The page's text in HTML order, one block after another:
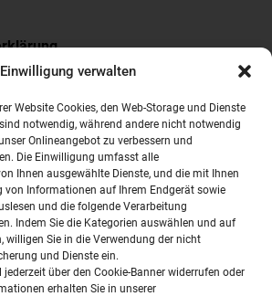
Einwilligung verwalten
Website Cookies, den Web-Storage und Dienste
notwendig, während andere nicht notwendig
Onlineangebot zu verbessern und
Die Einwilligung umfasst alle
Ihnen ausgewählte Dienste, und die mit Ihnen
von Informationen auf Ihrem Endgerät sowie
und die folgende Verarbeitung
Indem Sie die Kategorien auswählen und auf
willigen Sie in die Verwendung der nicht
und Dienste ein.
über den Cookie-Banner widerrufen oder
erhalten Sie in unserer
Links